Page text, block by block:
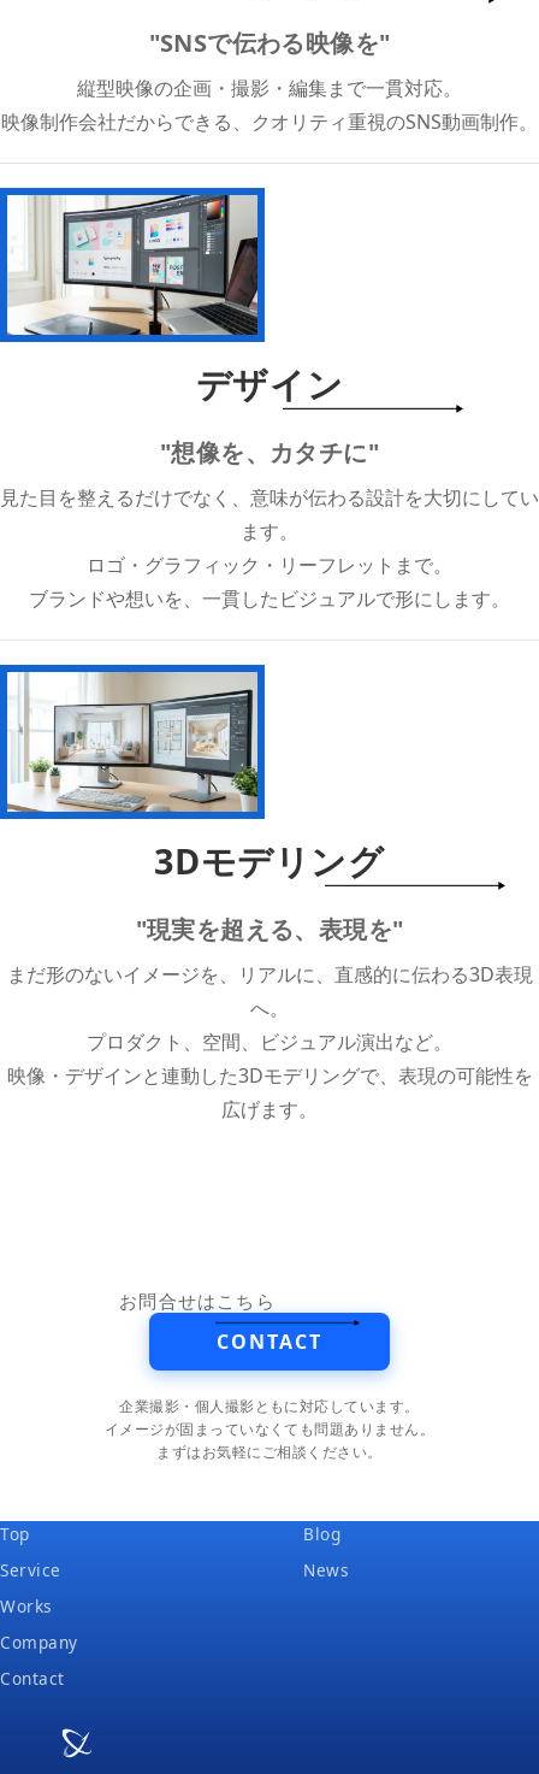
"SNSで伝わる映像を"
縦型映像の企画・撮影・編集まで一貫対応。
映像制作会社だからできる、クオリティ重視のSNS動画制作。
デザイン
"想像を、カタチに"
見た目を整えるだけでなく、意味が伝わる設計を大切にしてい
ます。
ロゴ・グラフィック・リーフレットまで。
ブランドや想いを、一貫したビジュアルで形にします。
3Dモデリング
"現実を超える、表現を"
まだ形のないイメージを、リアルに、直感的に伝わる3D表現
へ。
プロダクト、空間、ビジュアル演出など。
映像・デザインと連動した3Dモデリングで、表現の可能性を
広げます。
お問合せはこちら
CONTACT
企業撮影・個人撮影ともに対応しています。
イメージが固まっていなくても問題ありません。
まずはお気軽にご相談ください。
Top
Service
Works
Company
Contact
Blog
News